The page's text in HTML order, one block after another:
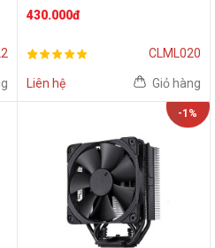
430.000đ
CLML020
Liên hệ Giỏ hàng
-1%